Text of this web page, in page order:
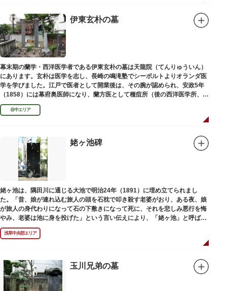
伊東玄朴の墓
幕末期の蘭学・西洋医学者である伊東玄朴の墓は天龍院（てんりゅういん）
にあります。玄朴は医学を志し、長崎の鳴滝塾でシーボルトよりオランダ医
学を学びました。江戸で医者として開業後は、その腕が認められ、安政5年
（1858）には幕府奥医師になり、蘭方医として種痘所（後の西洋医学所、現
東京大学医学部）の開設などに尽力し、明治4年（1871）72歳で没しまし
た。谷中エリア
姥ヶ池碑
姥ヶ池は、隅田川に通じる大池で明治24年（1891）に埋め立てられまし
た。「昔、娘が連れ込む旅人の頭を石枕で叩き殺す老婆がおり、ある夜、娘
が旅人の身代わりになって石の下敷きになって死に、それを悲しみ悪行を悔
やみ、老婆は池に身を投げた」という言い伝えにより、「姥ヶ池」と呼ばれ
ていました。その碑は花川戸公園内にあります。
浅草中央部エリア
玉川兄弟の墓